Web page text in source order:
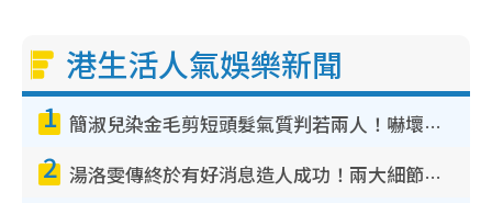
港生活人氣娛樂新聞
1 簡淑兒染金毛剪短頭髮氣質判若兩人！嚇壞老公麥大力都認唔出：「你做咩事？」
2 湯洛雯傳終於有好消息造人成功！兩大細節曝孕味極濃惹猜測：大肚婆先會咁！